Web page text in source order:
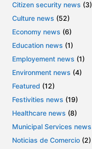
Citizen security news (3)
Culture news (52)
Economy news (6)
Education news (1)
Employement news (1)
Environment news (4)
Featured (12)
Festivities news (19)
Healthcare news (8)
Municipal Services news
Noticias de Comercio (2)